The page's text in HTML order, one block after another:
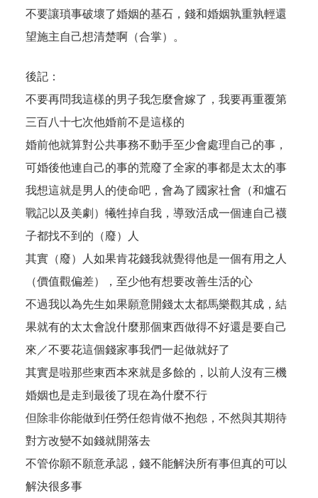
不要讓瑣事破壞了婚姻的基石，錢和婚姻孰重孰輕還
望施主自己想清楚啊（合掌）。
後記：
不要再問我這樣的男子我怎麼會嫁了，我要再重覆第
三百八十七次他婚前不是這樣的
婚前他就算對公共事務不動手至少會處理自己的事，
可婚後他連自己的事的荒廢了全家的事都是太太的事
我想這就是男人的使命吧，會為了國家社會（和爐石
戰記以及美劇）犧牲掉自我，導致活成一個連自己襪
子都找不到的（廢）人
其實（廢）人如果肯花錢我就覺得他是一個有用之人
（價值觀偏差），至少他有想要改善生活的心
不過我以為先生如果願意開錢太太都馬樂觀其成，結
果就有的太太會說什麼那個東西做得不好還是要自己
來／不要花這個錢家事我們一起做就好了
其實是啦那些東西本來就是多餘的，以前人沒有三機
婚姻也是走到最後了現在為什麼不行
但除非你能做到任勞任怨肯做不抱怨，不然與其期待
對方改變不如錢就開落去
不管你願不願意承認，錢不能解決所有事但真的可以
解決很多事